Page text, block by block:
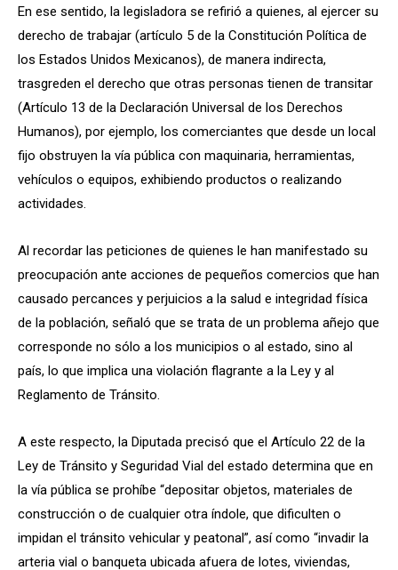
En ese sentido, la legisladora se refirió a quienes, al ejercer su
derecho de trabajar (artículo 5 de la Constitución Política de
los Estados Unidos Mexicanos), de manera indirecta,
trasgreden el derecho que otras personas tienen de transitar
(Artículo 13 de la Declaración Universal de los Derechos
Humanos), por ejemplo, los comerciantes que desde un local
fijo obstruyen la vía pública con maquinaria, herramientas,
vehículos o equipos, exhibiendo productos o realizando
actividades.
Al recordar las peticiones de quienes le han manifestado su
preocupación ante acciones de pequeños comercios que han
causado percances y perjuicios a la salud e integridad física
de la población, señaló que se trata de un problema añejo que
corresponde no sólo a los municipios o al estado, sino al
país, lo que implica una violación flagrante a la Ley y al
Reglamento de Tránsito.
A este respecto, la Diputada precisó que el Artículo 22 de la
Ley de Tránsito y Seguridad Vial del estado determina que en
la vía pública se prohíbe “depositar objetos, materiales de
construcción o de cualquier otra índole, que dificulten o
impidan el tránsito vehicular y peatonal”, así como “invadir la
arteria vial o banqueta ubicada afuera de lotes, viviendas,